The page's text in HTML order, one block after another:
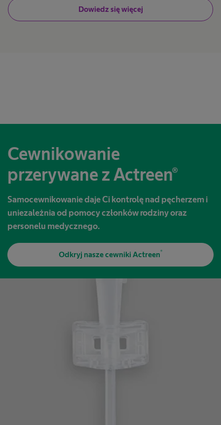
Dowiedz się więcej
Cewnikowanie
przerywane z Actreen®
Samocewnikowanie daje Ci kontrolę nad pęcherzem i
uniezależnia od pomocy członków rodziny oraz
personelu medycznego.
Odkryj nasze cewniki Actreen®